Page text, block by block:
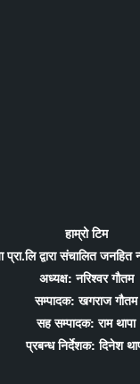
हाम्रो टिम
प्रा.लि द्वारा संचालित
अध्यक्ष: नरिश्वर गौतम
सम्पादक: खगराज गौतम
सह सम्पादक: राम थापा
प्रबन्ध निर्देशक: दिनेश